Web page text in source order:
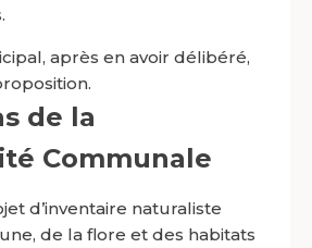
après en avoir délibéré,
de la
Communale
d’inventaire naturaliste
de la flore et des habitats